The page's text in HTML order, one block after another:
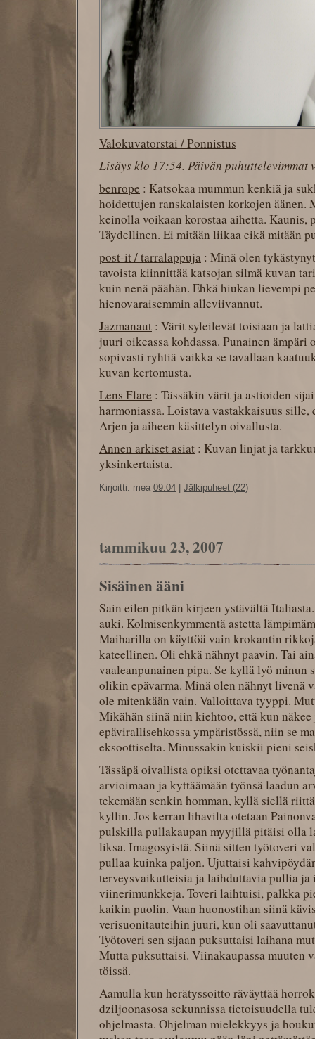
Valokuvatorstai / Ponnistus
Lisäys klo 17:54. Päivän puhuttelevimmat
benrope : Katsokaa mummun kenkiä ja
hoidettujen ranskalaisten korkojen
keinolla voikaan korostaa aihetta.
Täydellinen. Ei mitään liikaa eikä mitään
post-it / tarralappuja : Minä olen
tavoista kiinnittää katsojan silmä kuvan
kuin nenä päähän. Ehkä hiukan lievempi
hienovaraisemmin alleviivannut.
Jazmanaut : Värit syleilevät toisiaan ja
juuri oikeassa kohdassa. Punainen
sopivasti ryhtiä vaikka se tavallaan
kuvan kertomusta.
Lens Flare : Tässäkin värit ja astioiden
harmoniassa. Loistava vastakkaisuus
Arjen ja aiheen käsittelyn oivallusta.
Annen arkiset asiat : Kuvan linjat ja
yksinkertaista.
Kirjoitti: mea 09:04 Jälkipuheet (22)
tammikuu 23, 2007
Sisäinen ääni
Sain eilen pitkän kirjeen ystävältä
auki. Kolmisenkymmentä astetta
Maiharilla on käyttöä vain krokantin
kateellinen. Oli ehkä nähnyt paavin. Tai
vaaleanpunainen pipa. Se kyllä lyö minun
olikin epävarma. Minä olen nähnyt livenä
ole mitenkään vain. Valloittava tyyppi.
Mikähän siinä niin kiehtoo, että kun
epävirallisehkossa ympäristössä, niin se
eksoottiselta. Minussakin kuiskii pieni
Tässäpä oivallista opiksi otettavaa
arvioimaan ja kyttäämään työnsä laadun
tekemään senkin homman, kyllä siellä
kyllin. Jos kerran lihavilta otetaan
pulskilla pullakaupan myyjillä pitäisi olla
liksa. Imagosyistä. Siinä sitten työtoveri
pullaa kuinka paljon. Ujuttaisi
terveysvaikutteisia ja laihduttavia pullia ja
viinerimunkkeja. Toveri laihtuisi, palkka
kaikin puolin. Vaan huonostihan siinä
verisuonitauteihin juuri, kun oli
Työtoveri sen sijaan puksuttaisi laihana
Mutta puksuttaisi. Viinakaupassa muuten
töissä.
Aamulla kun herätyssoitto räväyttää
dziljoonasosa sekunnissa tietoisuudella
ohjelmasta. Ohjelman mielekkyys ja